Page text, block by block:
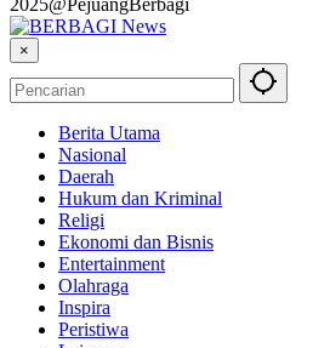
×
Berita Utama
Nasional
Daerah
Hukum dan Kriminal
Religi
Ekonomi dan Bisnis
Entertainment
Olahraga
Inspira
Peristiwa